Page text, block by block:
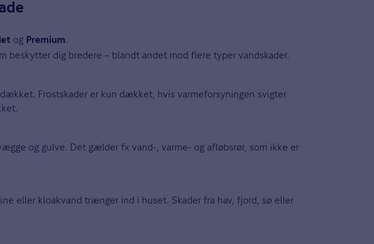
og Premium.
beskytter dig bredere – blandt andet mod flere typer vandskader.
Frostskader er kun dækket, hvis varmeforsyningen svigter
og gulve. Det gælder fx vand-, varme- og afløbsrør, som ikke er
eller kloakvand trænger ind i huset. Skader fra hav, fjord, sø eller